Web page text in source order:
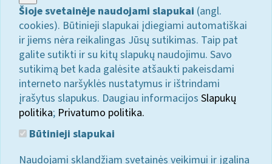
Šioje svetainėje naudojami slapukai (angl.
cookies). Būtinieji slapukai įdiegiami automatiškai
ir jiems nėra reikalingas Jūsų sutikimas. Taip pat
galite sutikti ir su kitų slapukų naudojimu. Savo
sutikimą bet kada galėsite atšaukti pakeisdami
interneto naršyklės nustatymus ir ištrindami
įrašytus slapukus. Daugiau informacijos Slapukų
politika; Privatumo politika.
Būtinieji slapukai
Naudojami sklandžiam svetainės veikimui ir įgalina